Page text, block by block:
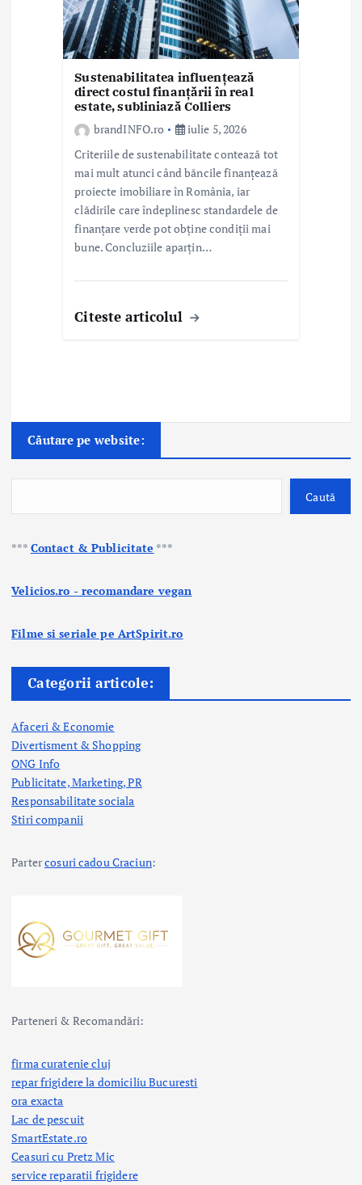
Sustenabilitatea influențează
direct costul finanțării în real
estate, subliniază Colliers
brandINFO.ro
iulie 5, 2026
Criteriile de sustenabilitate contează tot
mai mult atunci când băncile finanțează
proiecte imobiliare în România, iar
clădirile care îndeplinesc standardele de
finanțare verde pot obține condiții mai
bune. Concluziile aparțin…
Citeste articolul
Căutare pe website:
Caută
*** Contact & Publicitate ***
Velicios.ro - recomandare vegan
Filme si seriale pe ArtSpirit.ro
Categorii articole:
Afaceri & Economie
Divertisment & Shopping
ONG Info
Publicitate, Marketing, PR
Responsabilitate sociala
Stiri companii
Partercosuri cadou Craciun:
Parteneri & Recomandări:
firma curatenie cluj
repar frigidere la domiciliu Bucuresti
ora exacta
Lac de pescuit
SmartEstate.ro
Ceasuri cu Pretz Mic
service reparatii frigidere